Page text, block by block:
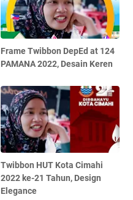
Frame Twibbon DepEd at 124
PAMANA 2022, Desain Keren
Twibbon HUT Kota Cimahi
2022 ke-21 Tahun, Design
Elegance